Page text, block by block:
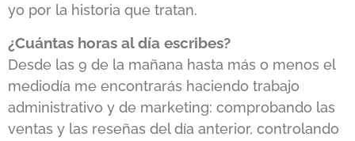
yo por la historia que tratan.
¿Cuántas horas al día escribes?
Desde las 9 de la mañana hasta más o menos el
mediodía me encontrarás haciendo trabajo
administrativo y de marketing: comprobando las
ventas y las reseñas del día anterior, controlando